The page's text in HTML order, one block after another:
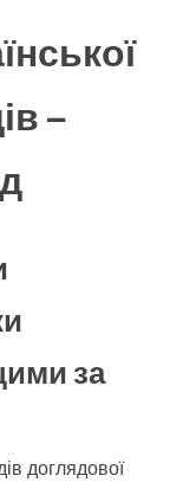
–
за
доглядової